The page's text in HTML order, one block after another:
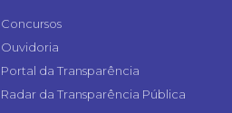
Concursos
Ouvidoria
Portal da Transparência
Radar da Transparência Pública